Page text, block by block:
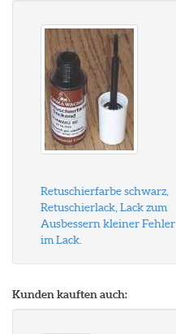
Retuschierfarbe schwarz,
Retuschierlack, Lack zum
Ausbessern kleiner Fehler
im Lack.
Kunden kauften auch: